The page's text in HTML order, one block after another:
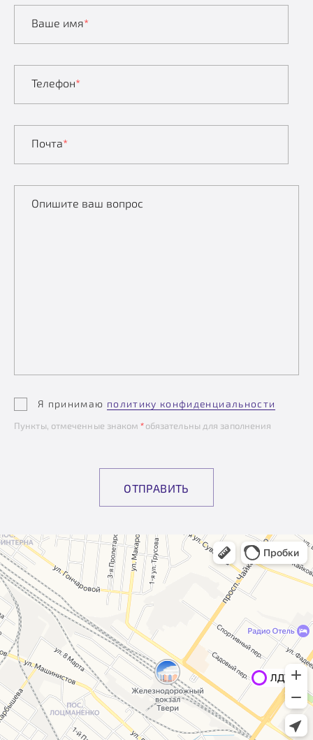
Ваше имя*
Телефон*
Почта*
Опишите ваш вопрос
Я принимаю политику конфиденциальности
Пункты, отмеченные знаком *обязательны для заполнения
ОТПРАВИТЬ